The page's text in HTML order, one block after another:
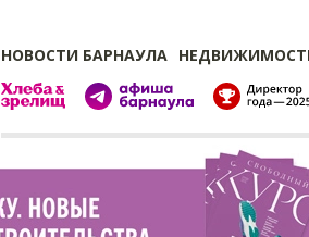
НОВОСТИ БАРНАУЛА